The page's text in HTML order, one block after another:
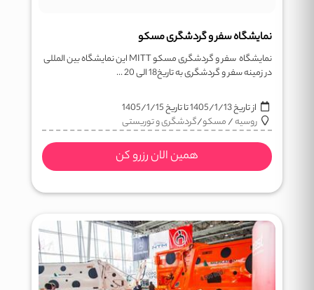
نمایشگاه سفر و گردشگری مسکو
نمایشگاه سفر و گردشگری مسکو MITT این نمایشگاه بین المللی
در زمینه سفر و گردشگری به تاریخ18 الی 20 ...
از تاریخ1405/1/13تا تاریخ1405/1/15
روسیه/مسکو/گردشگری و توریستی
همین الان رزرو کن